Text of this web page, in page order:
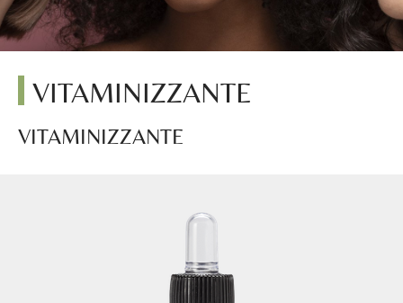
VITAMINIZZANTE
VITAMINIZZANTE